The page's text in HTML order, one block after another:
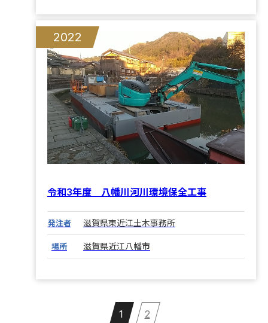
2022
令和3年度 八幡川河川環境保全工事
発注者 滋賀県東近江土木事務所
場所 滋賀県近江八幡市
1 2